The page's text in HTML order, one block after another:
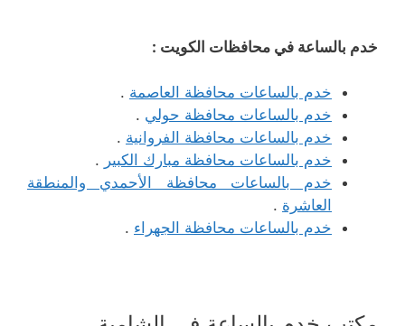
خدم بالساعة في محافظات الكويت :
خدم بالساعات محافظة العاصمة .
خدم بالساعات محافظة حولي .
خدم بالساعات محافظة الفروانية .
خدم بالساعات محافظة مبارك الكبير .
خدم بالساعات محافظة الأحمدي والمنطقة
العاشرة .
خدم بالساعات محافظة الجهراء .